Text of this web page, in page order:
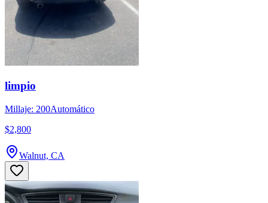
limpio
Millaje: 200Automático
$2,800
Walnut, CA